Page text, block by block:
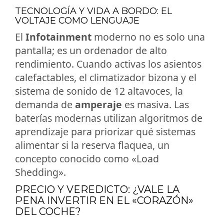
TECNOLOGÍA Y VIDA A BORDO: EL
VOLTAJE COMO LENGUAJE
El Infotainment moderno no es solo una
pantalla; es un ordenador de alto
rendimiento. Cuando activas los asientos
calefactables, el climatizador bizona y el
sistema de sonido de 12 altavoces, la
demanda de amperaje es masiva. Las
baterías modernas utilizan algoritmos de
aprendizaje para priorizar qué sistemas
alimentar si la reserva flaquea, un
concepto conocido como «Load
Shedding».
PRECIO Y VEREDICTO: ¿VALE LA
PENA INVERTIR EN EL «CORAZÓN»
DEL COCHE?